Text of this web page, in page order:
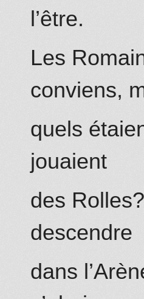
l’être.
Les
conviens,
quels
jouaient
des
descendre
dans